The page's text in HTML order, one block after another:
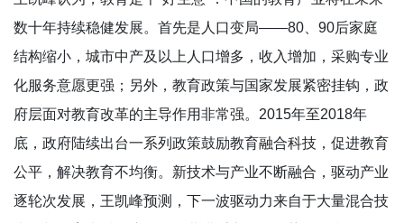
数十年持续稳健发展。首先是人口变局——80、90后家庭
结构缩小，城市中产及以上人口增多，收入增加，采购专业
化服务意愿更强；另外，教育政策与国家发展紧密挂钩，政
府层面对教育改革的主导作用非常强。2015年至2018年
底，政府陆续出台一系列政策鼓励教育融合科技，促进教育
公平，解决教育不均衡。新技术与产业不断融合，驱动产业
逐轮次发展，王凯峰预测，下一波驱动力来自于大量混合技